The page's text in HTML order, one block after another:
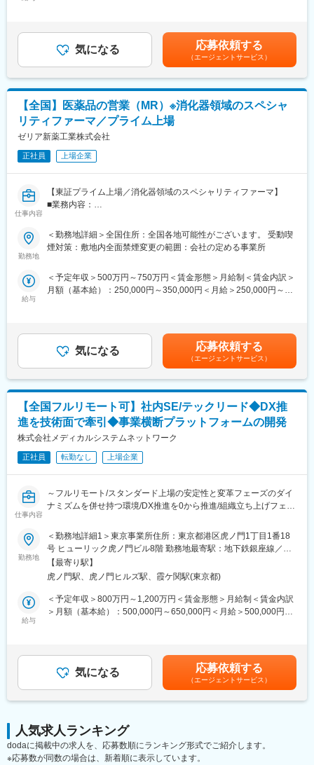
業務事例：
直営店約450店舗の管理運用システム
医薬品ネットワーク加盟店(約10,000店舗)のシステム運用・開発
提案、コスト見積もり、要件定義～運用まで経験やスキルに応じ
て業務をお任せしていきます。
さらなるマネジメント業務や、PMのスペシャリストとして業務を
極めて頂くことも可能です。
■組織構成：
システム本部は59名で構成されており、年齢も20代～50代まで幅
広く在籍しております。
■キャリアパス：
アップや、スペシャリストとして業務を極めていっていただくこ
とも可能です。
■魅力：
業務に関係する技術書籍の購入や研修参加費などは会社が費用負
■当社の特徴：
当社は医薬品ネットワーク事業・調剤薬局事業・賃貸設備関連事
業・給食事業・訪問介護事業等、地域の「医・食・住」のインフ
地域住民の健康を支えるトータルサービス事業を展開していま
す。地域に根差した医療サービスの提供を目指し、医薬連携によ
る細やかな
医療・サービスの提供を行っております。
調剤薬局事業では全国472店舗を展開、医薬品ネットワーク加盟
件数は47都道府県で約11,678件（2025年11月末）を全国各地で
事業を展開しています。
■就業環境：
残業は月平均15時間程度なので、ワークライフバランスを重視す
も実現可能です。
産休・育休取得後の復帰率も約98％など、高い定着率が特徴で、
長期的な就業が可能です。
も目安の金額であり、選考を通じて上下する可能性があります。
月給(月額)は固定手当を含めた表記です。
気になる 応募依頼する
（エージェントサービス）
【全国】医薬品の営業（MR）※消化器領域のスペシャ
リティファーマ／プライム上場
ゼリア新薬工業株式会社
正社員 上場企業
仕事内容
【東証プライム上場／消化器領域のスペシャリティファーマ】
■業務内容：
品の情報提供や提案活動を行います。有効性・安全性や用法・用
量などの医薬情報を正確に伝え、適正使用を推進に努めていただ
領域以外の新薬も上市しており、腎内・循環器・婦人科など幅広
い診療科を訪問しています。
・フェインジェクト：鉄欠乏性貧血治療剤
・アコファイド：機能性ディスペプシア治療薬
■研修制度：
・製品研修（1ヶ月)：自社製品の基本知識や情報提供のスキルを
学びます。
・フォロー研修：配属後も複数回の研修を通して、より専門的な
知識を身につけます。
・成長支援：階層別研修、部門別研修、コンプライアンス研修等
も充実しています。
・在宅勤務
・リモートワーク可
・資格取得支援制度
・研修支援制度
■当社の魅力：
・専門性の高さ：消化器領域に強みを持ち、国内トップクラスの
シェア
・安定した経営基盤：創業70年超、医療用医薬品とOTCの二本柱
・グローバル展開：欧州・アジアを中心に海外事業を拡大
・社会貢献度の高さ：生活習慣病や消化器疾患など、人々の健康
・研修制度の充実：未経験者も安心して成長できる教育体制
・長期勤続率の高さ：社員の定着率が高く、安定したキャリア形
成が可能
勤務地
＜勤務地詳細＞全国住所：全国各地可能性がございます。 受動喫
煙対策：敷地内全面禁煙変更の範囲：会社の定める事業所
給与
＜予定年収＞500万円～750万円＜賃金形態＞月給制＜賃金内訳＞
月額（基本給）：250,000円～350,000円＜月給＞250,000円～
す。賃金はあくまでも目安の金額であり、選考を通じて上下する
可能性があります。月給(月額)は固定手当を含めた表記です。
気になる 応募依頼する
（エージェントサービス）
【全国フルリモート可】社内SE/テックリード◆DX推
進を技術面で牽引◆事業横断プラットフォームの開発
株式会社メディカルシステムネットワーク
正社員 転勤なし 上場企業
仕事内容
～フルリモート/スタンダード上場の安定性と変革フェーズのダイ
ナミズムを併せ持つ環境/DX推進を0から推進/組織立ち上げフェー
■概要
メディカルシステムネットワークでは、顧客データ・顧客接点・
データ活用を統合する「共通基盤システム」を構築するため、開
発チームを新規に立ち上げました。
グループ内には多様な事業（薬局、物流、医薬品製造販売、薬局
DX）が存在していますが、それぞれの顧客データや接点が最適化
しきれていない課題があります。これらを統合し、ポータルサイ
この巨大構想を、AWSを中心としたモダンなアーキテクチャで形
にし、技術選定から実装を泥臭く、かつ戦略的に主導いただける
テックリードを募集します。ゆくゆくは開発リーダー・開発部長
・AWSベースの新規システム、データ連携基盤の設計・構築
・Salesforceを軸とした顧客データ管理の設計・意思決定
・マイクロサービス/モジュラーモノリスなどのアーキテクチャ選
勤務地
＜勤務地詳細1＞東京事業所住所：東京都港区虎ノ門1丁目1番18
号 ヒューリック虎ノ門ビル8階 勤務地最寄駅：地下鉄銀座線／虎
ノ門駅受動喫煙対策：屋内全面禁煙＜勤務地詳細2＞全国（ご自宅
からのフルリモート中心）住所：支社・支店／全国各地 受動喫煙
トワーク含む）
【最寄り駅】
虎ノ門駅、虎ノ門ヒルズ駅、霞ケ関駅(東京都)
給与
＜予定年収＞800万円～1,200万円＜賃金形態＞月給制＜賃金内訳
＞月額（基本給）：500,000円～650,000円＜月給＞500,000円～
し決定致します。※賞与：年2回支給（合計3か月分支給）賃金は
あくまでも目安の金額であり、選考を通じて上下する可能性があ
ります。月給(月額)は固定手当を含めた表記です。
気になる 応募依頼する
（エージェントサービス）
人気求人ランキング
dodaに掲載中の求人を、応募数順にランキング形式でご紹介します。
※応募数が同数の場合は、新着順に表示しています。